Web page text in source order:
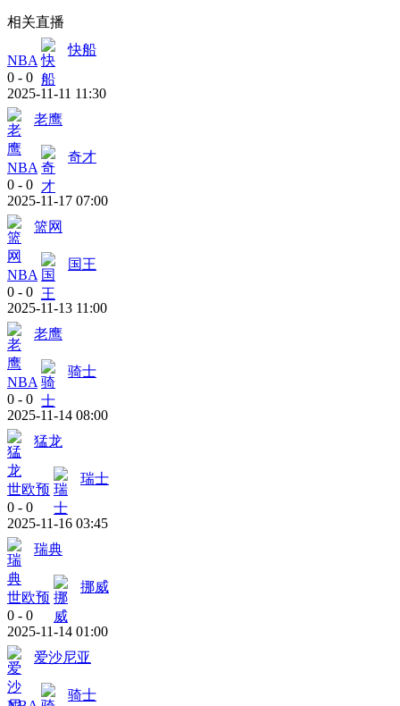
相关直播
NBA
快船
0 - 0
2025-11-11 11:30
老鹰
NBA
奇才
0 - 0
2025-11-17 07:00
篮网
NBA
国王
0 - 0
2025-11-13 11:00
老鹰
NBA
骑士
0 - 0
2025-11-14 08:00
猛龙
世欧预
瑞士
0 - 0
2025-11-16 03:45
瑞典
世欧预
挪威
0 - 0
2025-11-14 01:00
爱沙尼亚
骑士